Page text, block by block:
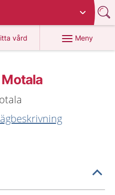
vård
på 1177.se
Meny